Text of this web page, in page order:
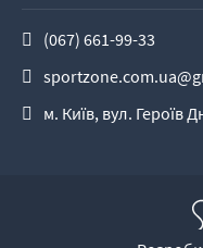
(067) 661-99-33
м. Київ, вул. Героїв